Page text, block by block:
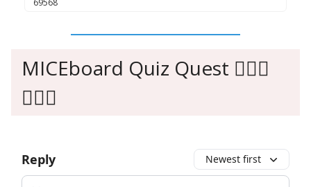
69568
MICEboard Quiz Quest 🙇🏻‍♂️
🙇🏼‍♀️
Reply Newest first
Add your comment